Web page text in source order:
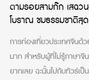
ตามรอยสามก๊ก เสฉว
โบราณ ชมธรรมชาติสุ
การท่องเที่ยวประเทศจีนด้
มาก สำหรับผู้ที่ไม่รู้ภาษาจี
ยากเลย ฉะนั้นไปกับทัวร์เ